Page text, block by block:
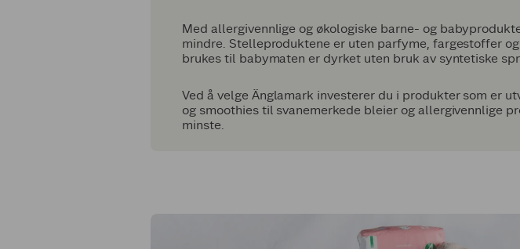
Med allergivennlige og økologiske barne- og
mindre. Stelleproduktene er uten parfyme, fargestoffer
brukes til babymaten er dyrket uten bruk av syntetiske
Ved å velge Änglamark investerer du i produkter som er
og smoothies til svanemerkede bleier og allergivennlige
minste.